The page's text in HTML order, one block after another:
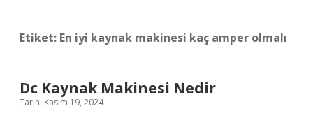
Etiket: En iyi kaynak makinesi kaç amper olmalı
Dc Kaynak Makinesi Nedir
Tarih: Kasım 19, 2024